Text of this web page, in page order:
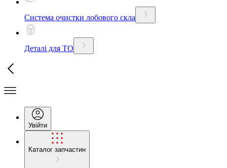
Система очистки лобового скла
Деталі для ТО
Увійти
Каталог запчастин